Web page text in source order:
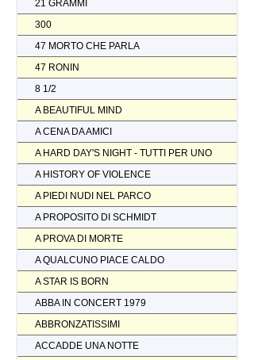
21 GRAMMI
300
47 MORTO CHE PARLA
47 RONIN
8 1/2
A BEAUTIFUL MIND
A CENA DA AMICI
A HARD DAY'S NIGHT - TUTTI PER UNO
A HISTORY OF VIOLENCE
A PIEDI NUDI NEL PARCO
A PROPOSITO DI SCHMIDT
A PROVA DI MORTE
A QUALCUNO PIACE CALDO
A STAR IS BORN
ABBA IN CONCERT 1979
ABBRONZATISSIMI
ACCADDE UNA NOTTE